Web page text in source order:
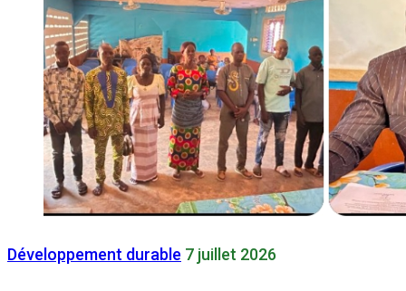
Développement durable 7 juillet 2026